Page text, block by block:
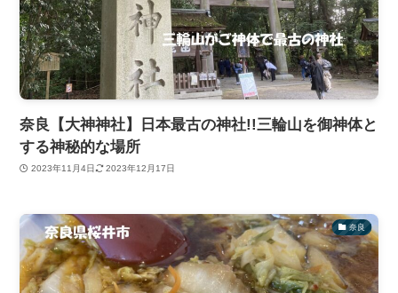
奈良【大神神社】日本最古の神社!!三輪山を御神体と
する神秘的な場所
2023年11月4日 2023年12月17日
奈良